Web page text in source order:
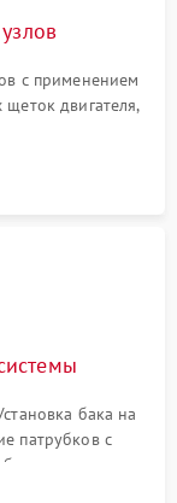
с применением
двигателя,
бака на
патрубков с
стыков
протечек воды.